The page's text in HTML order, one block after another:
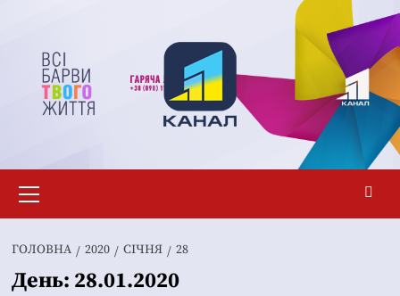
вмісту
меню
ГОЛОВНА 2020 СІЧНЯ 28
День: 28.01.2020